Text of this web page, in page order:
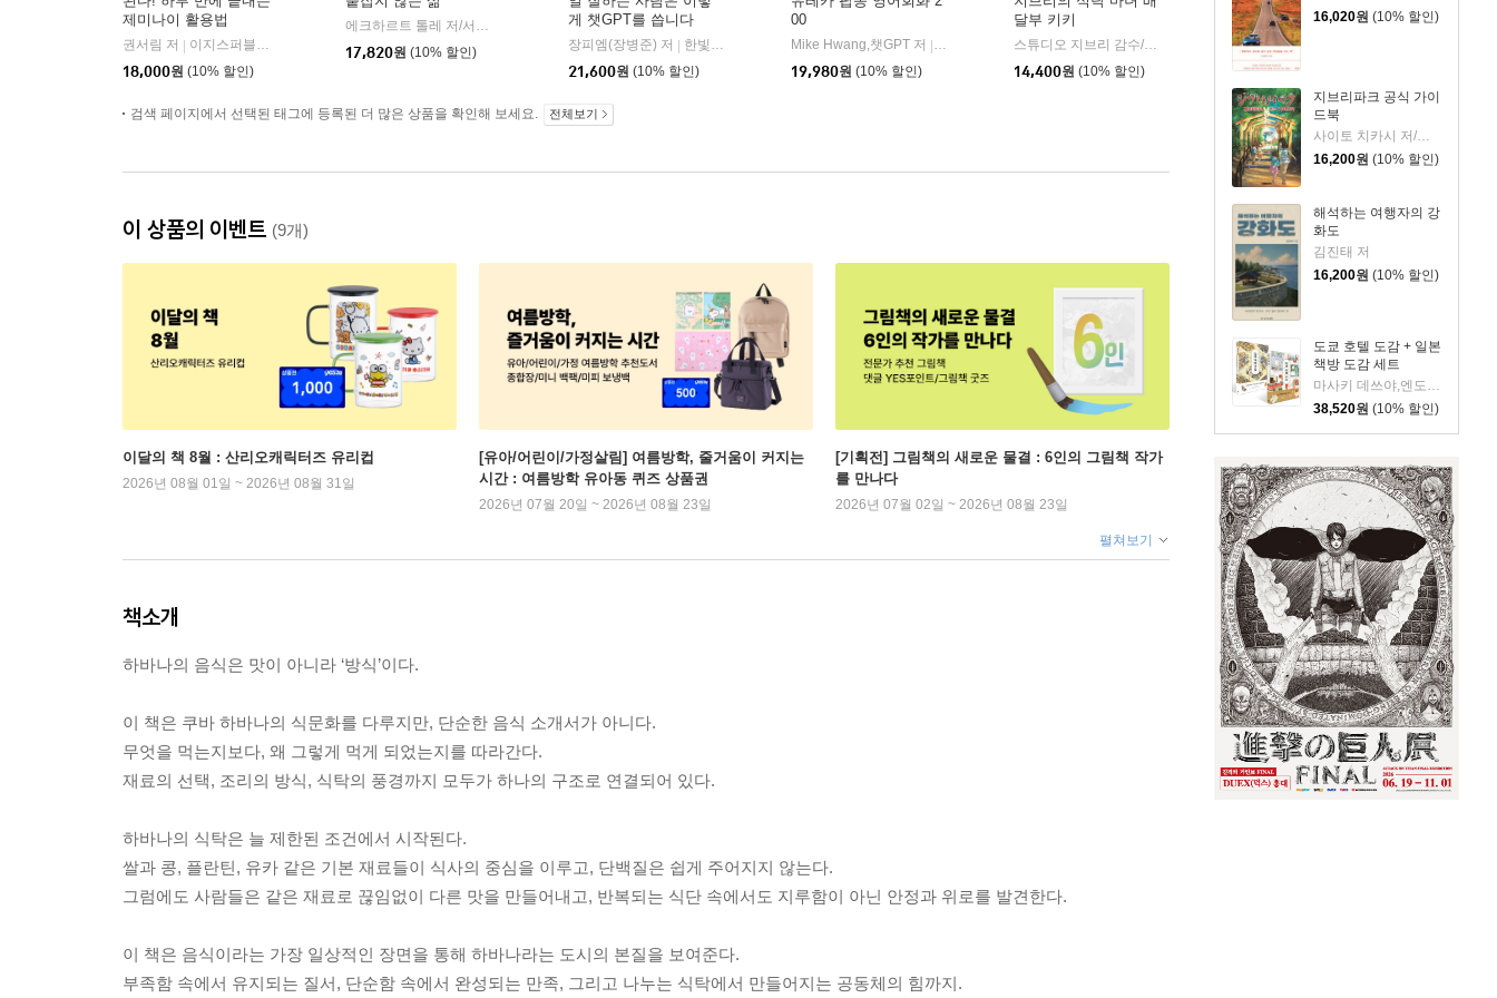
16,020원 (10% 할인)
지브리파크 공식 가이
드북
사이토 치카시 저/김지영 역/스튜디오 지브리 감수
16,200원 (10% 할인)
해석하는 여행자의 강
화도
김진태 저
16,200원 (10% 할인)
도쿄 호텔 도감 + 일본
책방 도감 세트
마사키 데쓰야,엔도 케이 저/백운숙,서하나 역
38,520원 (10% 할인)
제미나이 활용법
권서림 저
이지스퍼블리싱
18,000원 (10% 할인)
에크하르트 톨레 저/서진 편/루카 역
스노우폭스북스
17,820원 (10% 할인)
게 챗GPT를 씁니다
장피엠(장병준) 저
한빛미디어
21,600원 (10% 할인)
00
Mike Hwang,챗GPT 저
마이클리시(miklish)
19,980원 (10% 할인)
달부 키키
스튜디오 지브리 감수/주부의 벗사 편/이선희 역 |
14,400원 (10% 할인)
검색 페이지에서 선택된 태그에 등록된 더 많은 상품을 확인해 보세요. 전체보기
이 상품의 이벤트 (9개)
이달의 책 8월 : 산리오캐릭터즈 유리컵
2026년 08월 01일 ~ 2026년 08월 31일
[유아/어린이/가정살림] 여름방학, 줄거움이 커지는
시간 : 여름방학 유아동 퀴즈 상품권
2026년 07월 20일 ~ 2026년 08월 23일
[기획전] 그림책의 새로운 물결 : 6인의 그림책 작가
를 만나다
2026년 07월 02일 ~ 2026년 08월 23일
펼쳐보기
책소개
하바나의 음식은 맛이 아니라 ‘방식’이다.
이 책은 쿠바 하바나의 식문화를 다루지만, 단순한 음식 소개서가 아니다.
무엇을 먹는지보다, 왜 그렇게 먹게 되었는지를 따라간다.
재료의 선택, 조리의 방식, 식탁의 풍경까지 모두가 하나의 구조로 연결되어 있다.
하바나의 식탁은 늘 제한된 조건에서 시작된다.
쌀과 콩, 플란틴, 유카 같은 기본 재료들이 식사의 중심을 이루고, 단백질은 쉽게 주어지지 않는다.
그럼에도 사람들은 같은 재료로 끊임없이 다른 맛을 만들어내고, 반복되는 식단 속에서도 지루함이 아닌 안정과 위로를 발견한다.
이 책은 음식이라는 가장 일상적인 장면을 통해 하바나라는 도시의 본질을 보여준다.
부족함 속에서 유지되는 질서, 단순함 속에서 완성되는 만족, 그리고 나누는 식탁에서 만들어지는 공동체의 힘까지.